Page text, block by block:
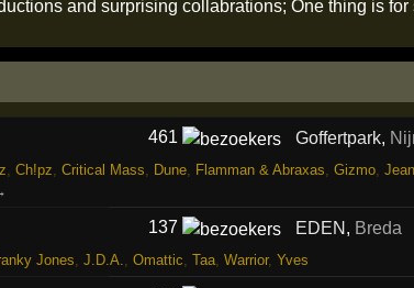
and surprising collabrations; One thing is for
461 Goffertpark,
Ch!pz Critical Mass Dune, Flamman & Abraxas Gizmo, Jean
137 EDEN , Breda
Jones J.D.A. Omattic Taa, Warrior, Yves